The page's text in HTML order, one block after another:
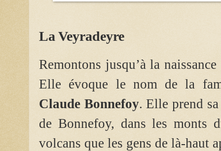
La Veyradeyre
Remontons jusqu’à la
Elle évoque le nom de la
Claude Bonnefoy. Elle prend
de Bonnefoy, dans les monts
volcans que les gens de là-haut